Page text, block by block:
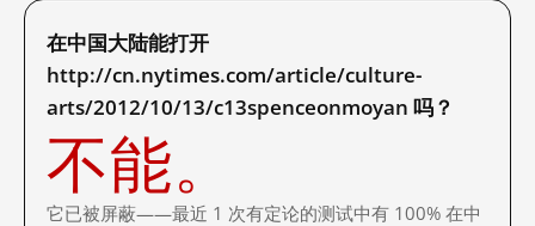
在中国大陆能打开
http://cn.nytimes.com/article/culture-
arts/2012/10/13/c13spenceonmoyan 吗？
不能。
它已被屏蔽——最近 1 次有定论的测试中有 100% 在中